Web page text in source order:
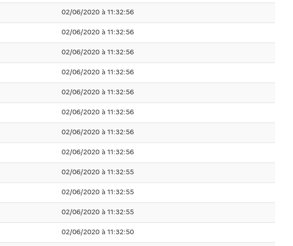
02/06/2020 à 11:32:56
02/06/2020 à 11:32:56
02/06/2020 à 11:32:56
02/06/2020 à 11:32:56
02/06/2020 à 11:32:56
02/06/2020 à 11:32:56
02/06/2020 à 11:32:56
02/06/2020 à 11:32:56
02/06/2020 à 11:32:55
02/06/2020 à 11:32:55
02/06/2020 à 11:32:55
02/06/2020 à 11:32:50